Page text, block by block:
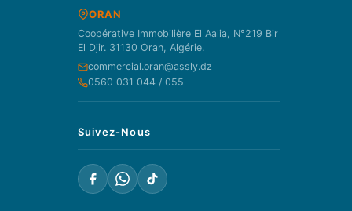
ORAN
Coopérative Immobilière El Aalia, N°219 Bir
El Djir. 31130 Oran, Algérie.
commercial.oran@assly.dz
0560 031 044 / 055
Suivez-Nous